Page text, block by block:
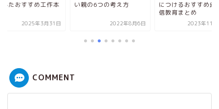
したおすすめ工作本
2025年3月31日
い親の6つの考え方
2022年8月6日
につけるおすすめ幼
信教育まとめ
2023年11
COMMENT